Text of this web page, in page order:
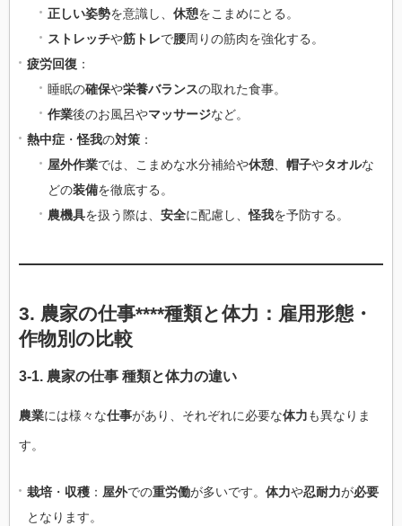
正しい姿勢を意識し、 休憩をこまめにとる。
ストレッチや筋トレで腰周りの筋肉を強化する。
疲労回復 ：
睡眠の確保や栄養バランスの取れた食事。
作業後のお風呂やマッサージなど。
熱中症 ・怪我の対策 ：
屋外作業では、こまめな水分補給や休憩 帽子やタオルな
どの装備を徹底する。
農機具を扱う際は、 安全に配慮し、怪我を予防する。
3. 農家の仕事****種類と体力 ： 雇用形態・
作物別の 比較
3-1. 農家の仕事 種類と体力の違い
農業には様々な仕事があり、それぞれに必要な体力も異なりま
す。
栽培 ・ 収穫 ： 屋外での重労働が多いです。 体力や忍耐力が必要
となります。